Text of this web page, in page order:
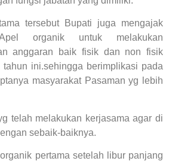
tersebut Bupati juga mengajak
organik untuk melakukan
anggaran baik fisik dan non fisik
ini.sehingga berimplikasi pada
masyarakat Pasaman yg lebih
telah melakukan kerjasama agar di
sebaik-baiknya.
pertama setelah libur panjang